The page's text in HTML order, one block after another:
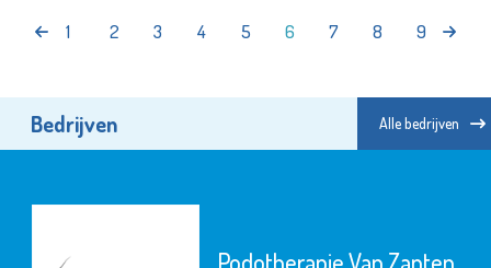
1 2 3 4 5 6 7 8 9
Bedrijven Alle bedrijven
Podotherapie Van Zanten